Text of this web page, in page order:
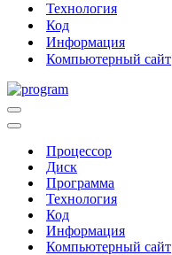
Технология
Код
Информация
Компьютерный сайт
Меню
навигации
Меню
навигацииПроцессор
Диск
Программа
Технология
Код
Информация
Компьютерный сайт